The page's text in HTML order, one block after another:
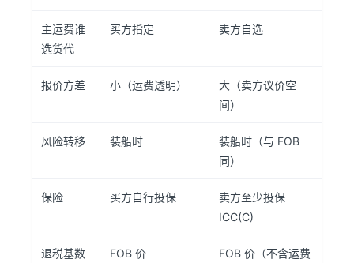
主运费谁
选货代
买方指定 卖方自选
报价方差 小（运费透明）
大（卖方议价空
间）
风险转移 装船时
装船时（与 FOB
同）
保险 买方自行投保
卖方至少投保
ICC(C)
退税基数 FOB 价 FOB 价（不含运费